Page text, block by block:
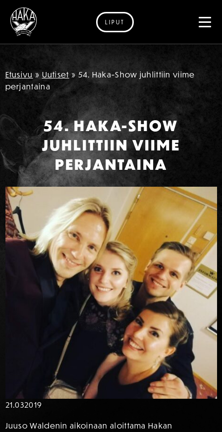
Siirry sisältöön
LIPUT
Etusivu » Uutiset » 54. Haka-Show juhlittiin viime
perjantaina
54. HAKA-SHOW
JUHLITTIIN VIIME
PERJANTAINA
21.032019
Juuso Waldenin aikoinaan aloittama Hakan